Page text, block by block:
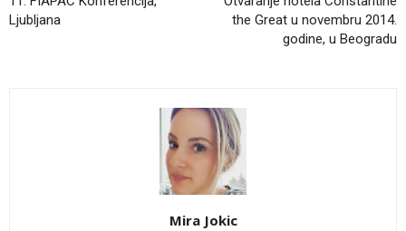
Ljubljana
the Great u novembru 2014.
godine, u Beogradu
Mira Jokic